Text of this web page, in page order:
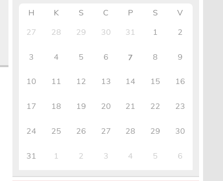
H K S C P S
V
27
28 29 30 31 1 2
3 4 5 6 7 8 9
10 11 12 13 14 15 16
17 18 19 20 21 22 23
24 25 26 27 28 29 30
31 1 2 3 4 5 6